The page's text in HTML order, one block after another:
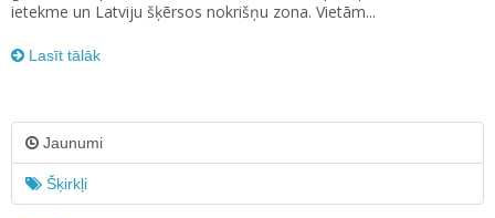
ietekme un Latviju šķērsos nokrišņu zona. Vietām...
Lasīt tālāk
Jaunumi
Šķirkļi